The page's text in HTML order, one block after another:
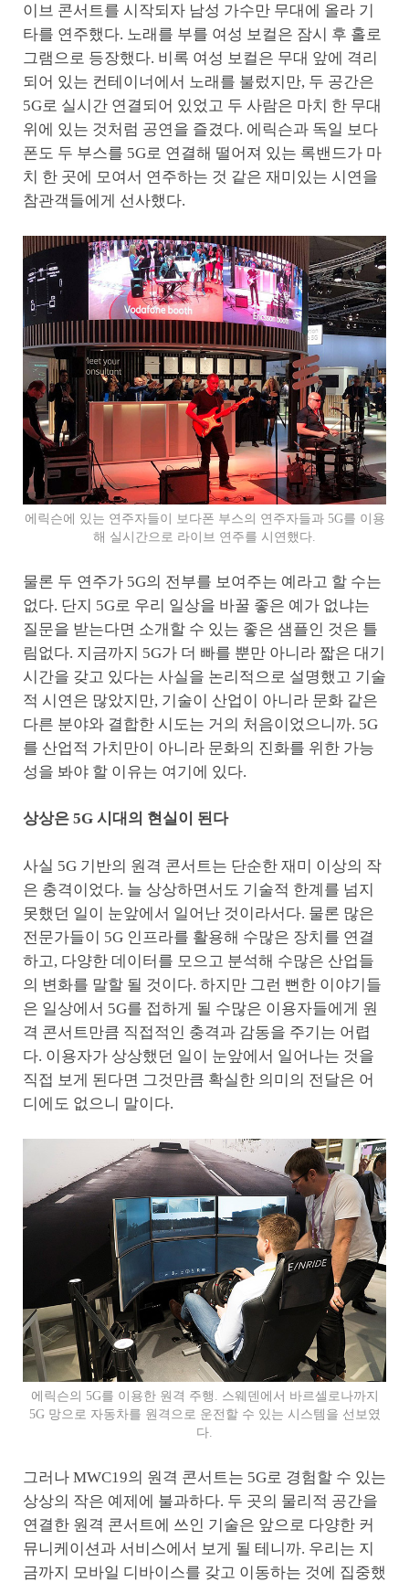
이브 콘서트를 시작되자 남성 가수만 무대에 올라 기
타를 연주했다. 노래를 부를 여성 보컬은 잠시 후 홀로
그램으로 등장했다. 비록 여성 보컬은 무대 앞에 격리
되어 있는 컨테이너에서 노래를 불렀지만, 두 공간은
5G로 실시간 연결되어 있었고 두 사람은 마치 한 무대
위에 있는 것처럼 공연을 즐겼다. 에릭슨과 독일 보다
폰도 두 부스를 5G로 연결해 떨어져 있는 록밴드가 마
치 한 곳에 모여서 연주하는 것 같은 재미있는 시연을
참관객들에게 선사했다.
에릭슨에 있는 연주자들이 보다폰 부스의 연주자들과 5G를 이용
해 실시간으로 라이브 연주를 시연했다.
물론 두 연주가 5G의 전부를 보여주는 예라고 할 수는
없다. 단지 5G로 우리 일상을 바꿀 좋은 예가 없냐는
질문을 받는다면 소개할 수 있는 좋은 샘플인 것은 틀
림없다. 지금까지 5G가 더 빠를 뿐만 아니라 짧은 대기
시간을 갖고 있다는 사실을 논리적으로 설명했고 기술
적 시연은 많았지만, 기술이 산업이 아니라 문화 같은
다른 분야와 결합한 시도는 거의 처음이었으니까. 5G
를 산업적 가치만이 아니라 문화의 진화를 위한 가능
성을 봐야 할 이유는 여기에 있다.
상상은 5G 시대의 현실이 된다
사실 5G 기반의 원격 콘서트는 단순한 재미 이상의 작
은 충격이었다. 늘 상상하면서도 기술적 한계를 넘지
못했던 일이 눈앞에서 일어난 것이라서다. 물론 많은
전문가들이 5G 인프라를 활용해 수많은 장치를 연결
하고, 다양한 데이터를 모으고 분석해 수많은 산업들
의 변화를 말할 될 것이다. 하지만 그런 뻔한 이야기들
은 일상에서 5G를 접하게 될 수많은 이용자들에게 원
격 콘서트만큼 직접적인 충격과 감동을 주기는 어렵
다. 이용자가 상상했던 일이 눈앞에서 일어나는 것을
직접 보게 된다면 그것만큼 확실한 의미의 전달은 어
디에도 없으니 말이다.
에릭슨의 5G를 이용한 원격 주행. 스웨덴에서 바르셀로나까지
5G 망으로 자동차를 원격으로 운전할 수 있는 시스템을 선보였
다.
그러나 MWC19의 원격 콘서트는 5G로 경험할 수 있는
상상의 작은 예제에 불과하다. 두 곳의 물리적 공간을
연결한 원격 콘서트에 쓰인 기술은 앞으로 다양한 커
뮤니케이션과 서비스에서 보게 될 테니까. 우리는 지
금까지 모바일 디바이스를 갖고 이동하는 것에 집중했